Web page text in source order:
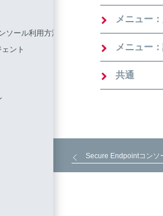
メニュー
メニュー
共通
Secure Endpointコンソ
ソール利用方法
ント